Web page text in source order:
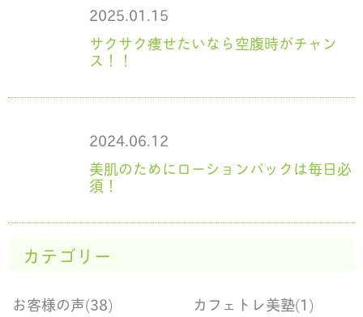
2025.01.15
サクサク痩せたいなら空腹時がチャン
ス！！
2024.06.12
美肌のためにローションパックは毎日必
須！
カテゴリー
お客様の声(38)
カフェトレ美塾(1)